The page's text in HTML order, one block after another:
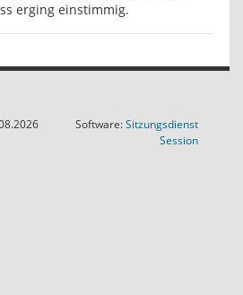
erging einstimmig.
Software:Sitzungsdienst
Session(Wird in